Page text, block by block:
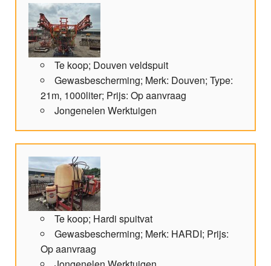
Te koop; Douven veldspuit
Gewasbescherming; Merk: Douven; Type:
21m, 1000liter; Prijs: Op aanvraag
Jongenelen Werktuigen
Te koop; Hardi spuitvat
Gewasbescherming; Merk: HARDI; Prijs:
Op aanvraag